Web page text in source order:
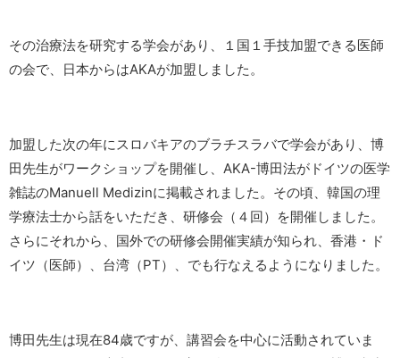
その治療法を研究する学会があり、１国１手技加盟できる医師
の会で、日本からはAKAが加盟しました。
加盟した次の年にスロバキアのブラチスラバで学会があり、博
田先生がワークショップを開催し、AKA-博田法がドイツの医学
雑誌のManuell Medizinに掲載されました。その頃、韓国の理
学療法士から話をいただき、研修会（４回）を開催しました。
さらにそれから、国外での研修会開催実績が知られ、香港・ド
イツ（医師）、台湾（PT）、でも行なえるようになりました。
博田先生は現在84歳ですが、講習会を中心に活動されていま